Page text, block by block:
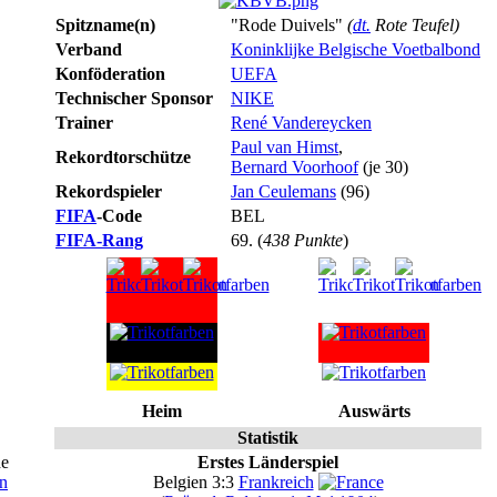
Spitzname(n) "Rode Duivels" (dt. Rote Teufel)
Verband
Koninklijke Belgische Voetbalbond
Konföderation
UEFA
Technischer Sponsor
NIKE
Trainer
René Vandereycken
Rekordtorschütze
Paul van Himst,
Bernard Voorhoof(je 30)
Rekordspieler
Jan Ceulemans (96)
FIFA-Code
BEL
FIFA-Rang
69. (438 Punkte)
Heim
Auswärts
Statistik
Erstes Länderspiel
Belgien 3:3 Frankreich